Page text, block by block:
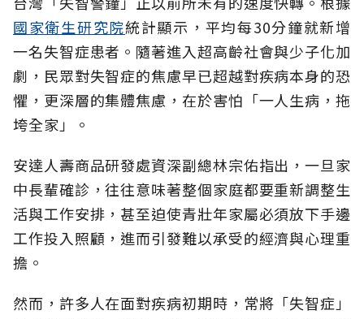
國家衛生研究院統計顯示，平均每30分鐘就新增
一名失智症患者。隨著進入超高齡社會與少子化加
劇，民眾對失智症的焦慮早已超越對疾病本身的恐
懼，更深層的集體焦慮，在於害怕「一人生病，拖
垮全家」。
安達人壽商品研發處資深副總林宗佑指出，一旦家
中長輩確診，往往意味著整個家庭都要重新調整生
活與工作安排，甚至迫使青壯年家屬必須放下手邊
工作投入照顧，進而引發難以承受的經濟與心理重
擔。
然而，許多人在面對疾病初期時，常將「失智症」